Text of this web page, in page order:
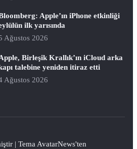
Apple’ın iPhone etkinliği
ilk yarısında
Ağustos 2026
Birleşik Krallık’ın iCloud arka
talebine yeniden itiraz etti
Ağustos 2026
| Tema AvatarNews'ten